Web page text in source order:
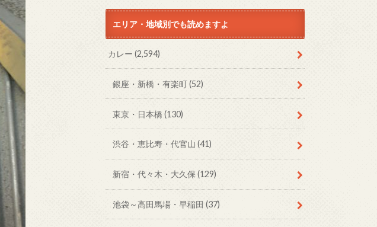
エリア・地域別でも読めますよ
カレー(2,594)
銀座・新橋・有楽町(52)
東京・日本橋 (130)
渋谷・恵比寿・代官山 (41)
新宿・代々木・大久保 (129)
池袋～高田馬場・早稲田 (37)